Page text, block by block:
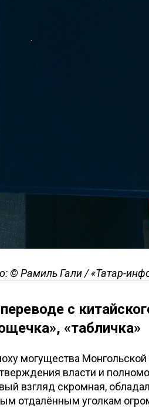
© Рамиль Гали / «Татар-
с
«табличка»
могущества
власти и
взгляд скромная,
отдалённым уголкам